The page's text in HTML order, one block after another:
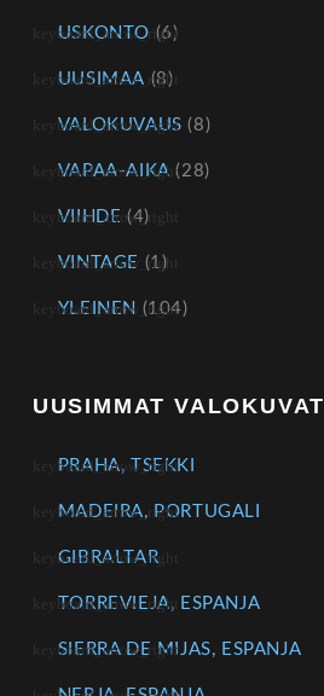
USKONTO (6)
UUSIMAA (8)
VALOKUVAUS (8)
VAPAA-AIKA (28)
VIIHDE (4)
VINTAGE (1)
YLEINEN (104)
UUSIMMAT VALOKUVAT
PRAHA, TSEKKI
MADEIRA, PORTUGALI
GIBRALTAR
TORREVIEJA, ESPANJA
SIERRA DE MIJAS, ESPANJA